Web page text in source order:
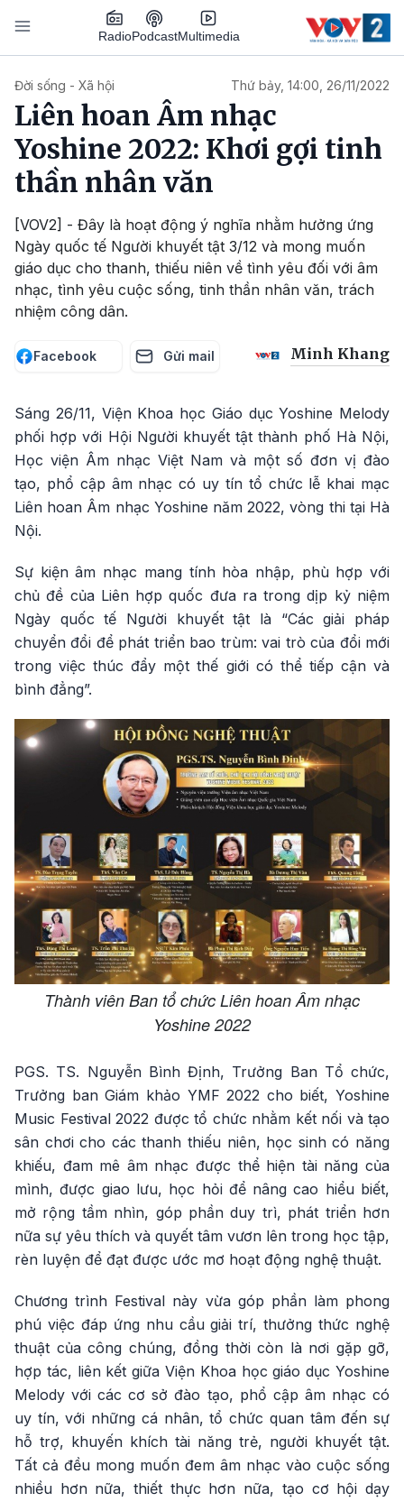
Nhảy đến nội dung
RadioPodcastMultimedia
Đời sống - Xã hội Thứ bảy, 14:00, 26/11/2022
Liên hoan Âm nhạc
Yoshine 2022: Khơi gợi tinh
thần nhân văn
[VOV2] - Đây là hoạt động ý nghĩa nhằm hưởng ứng
Ngày quốc tế Người khuyết tật 3/12 và mong muốn
giáo dục cho thanh, thiếu niên về tình yêu đối với âm
nhạc, tình yêu cuộc sống, tinh thần nhân văn, trách
nhiệm công dân.
Facebook Gửi mail Minh Khang
Sáng 26/11, Viện Khoa học Giáo dục Yoshine Melody
phối hợp với Hội Người khuyết tật thành phố Hà Nội,
Học viện Âm nhạc Việt Nam và một số đơn vị đào
tạo, phổ cập âm nhạc có uy tín tổ chức lễ khai mạc
Liên hoan Âm nhạc Yoshine năm 2022, vòng thi tại Hà
Nội.
Sự kiện âm nhạc mang tính hòa nhập, phù hợp với
chủ đề của Liên hợp quốc đưa ra trong dịp kỷ niệm
Ngày quốc tế Người khuyết tật là “Các giải pháp
chuyển đổi để phát triển bao trùm: vai trò của đổi mới
trong việc thúc đẩy một thế giới có thể tiếp cận và
bình đẳng”.
Thành viên Ban tổ chức Liên hoan Âm nhạc
Yoshine 2022
PGS. TS. Nguyễn Bình Định, Trưởng Ban Tổ chức,
Trưởng ban Giám khảo YMF 2022 cho biết, Yoshine
Music Festival 2022 được tổ chức nhằm kết nối và tạo
sân chơi cho các thanh thiếu niên, học sinh có năng
khiếu, đam mê âm nhạc được thể hiện tài năng của
mình, được giao lưu, học hỏi để nâng cao hiểu biết,
mở rộng tầm nhìn, góp phần duy trì, phát triển hơn
nữa sự yêu thích và quyết tâm vươn lên trong học tập,
rèn luyện để đạt được ước mơ hoạt động nghệ thuật.
Chương trình Festival này vừa góp phần làm phong
phú việc đáp ứng nhu cầu giải trí, thưởng thức nghệ
thuật của công chúng, đồng thời còn là nơi gặp gỡ,
hợp tác, liên kết giữa Viện Khoa học giáo dục Yoshine
Melody với các cơ sở đào tạo, phổ cập âm nhạc có
uy tín, với những cá nhân, tổ chức quan tâm đến sự
hỗ trợ, khuyến khích tài năng trẻ, người khuyết tật.
Tất cả đều mong muốn đem âm nhạc vào cuộc sống
nhiều hơn nữa, thiết thực hơn nữa, tạo cơ hội dạy